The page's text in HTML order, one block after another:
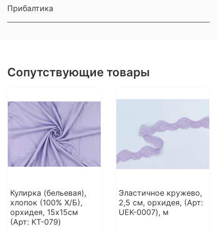
Прибалтика
Сопутствующие товары
Кулирка (бельевая),
хлопок (100% Х/Б),
орхидея, 15х15см
(Арт: KT-079)
Эластичное кружево,
2,5 см, орхидея, (Арт:
UEK-0007), м